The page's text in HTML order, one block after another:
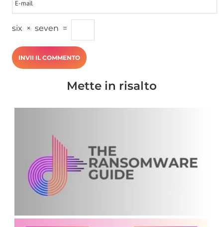
six × seven =
Mette in risalto